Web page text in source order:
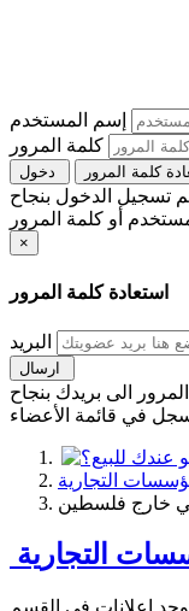
إسم المستخدم
كلمة المرور
كلمة المرور
تسجيل الدخول بنجاح
×
استعادة كلمة المرور
البريد
في قائمة الأعضاء
التجارية
خارج فلسطين
التجارية